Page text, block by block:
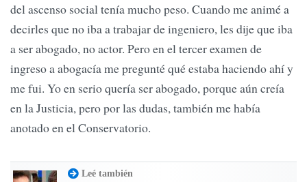
del ascenso social tenía mucho peso. Cuando me animé a
decirles que no iba a trabajar de ingeniero, les dije que iba
a ser abogado, no actor. Pero en el tercer examen de
ingreso a abogacía me pregunté qué estaba haciendo ahí y
me fui. Yo en serio quería ser abogado, porque aún creía
en la Justicia, pero por las dudas, también me había
anotado en el Conservatorio.
Leé también